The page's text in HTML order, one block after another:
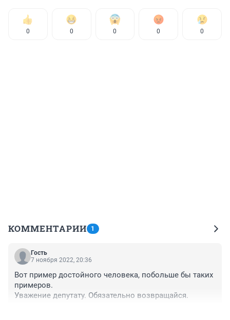
0 0 0 0 0
КОММЕНТАРИИ 1
Гость
7 ноября 2022, 20:36
Вот пример достойного человека, побольше бы таких
примеров.
Уважение депутату. Обязательно возвращайся.